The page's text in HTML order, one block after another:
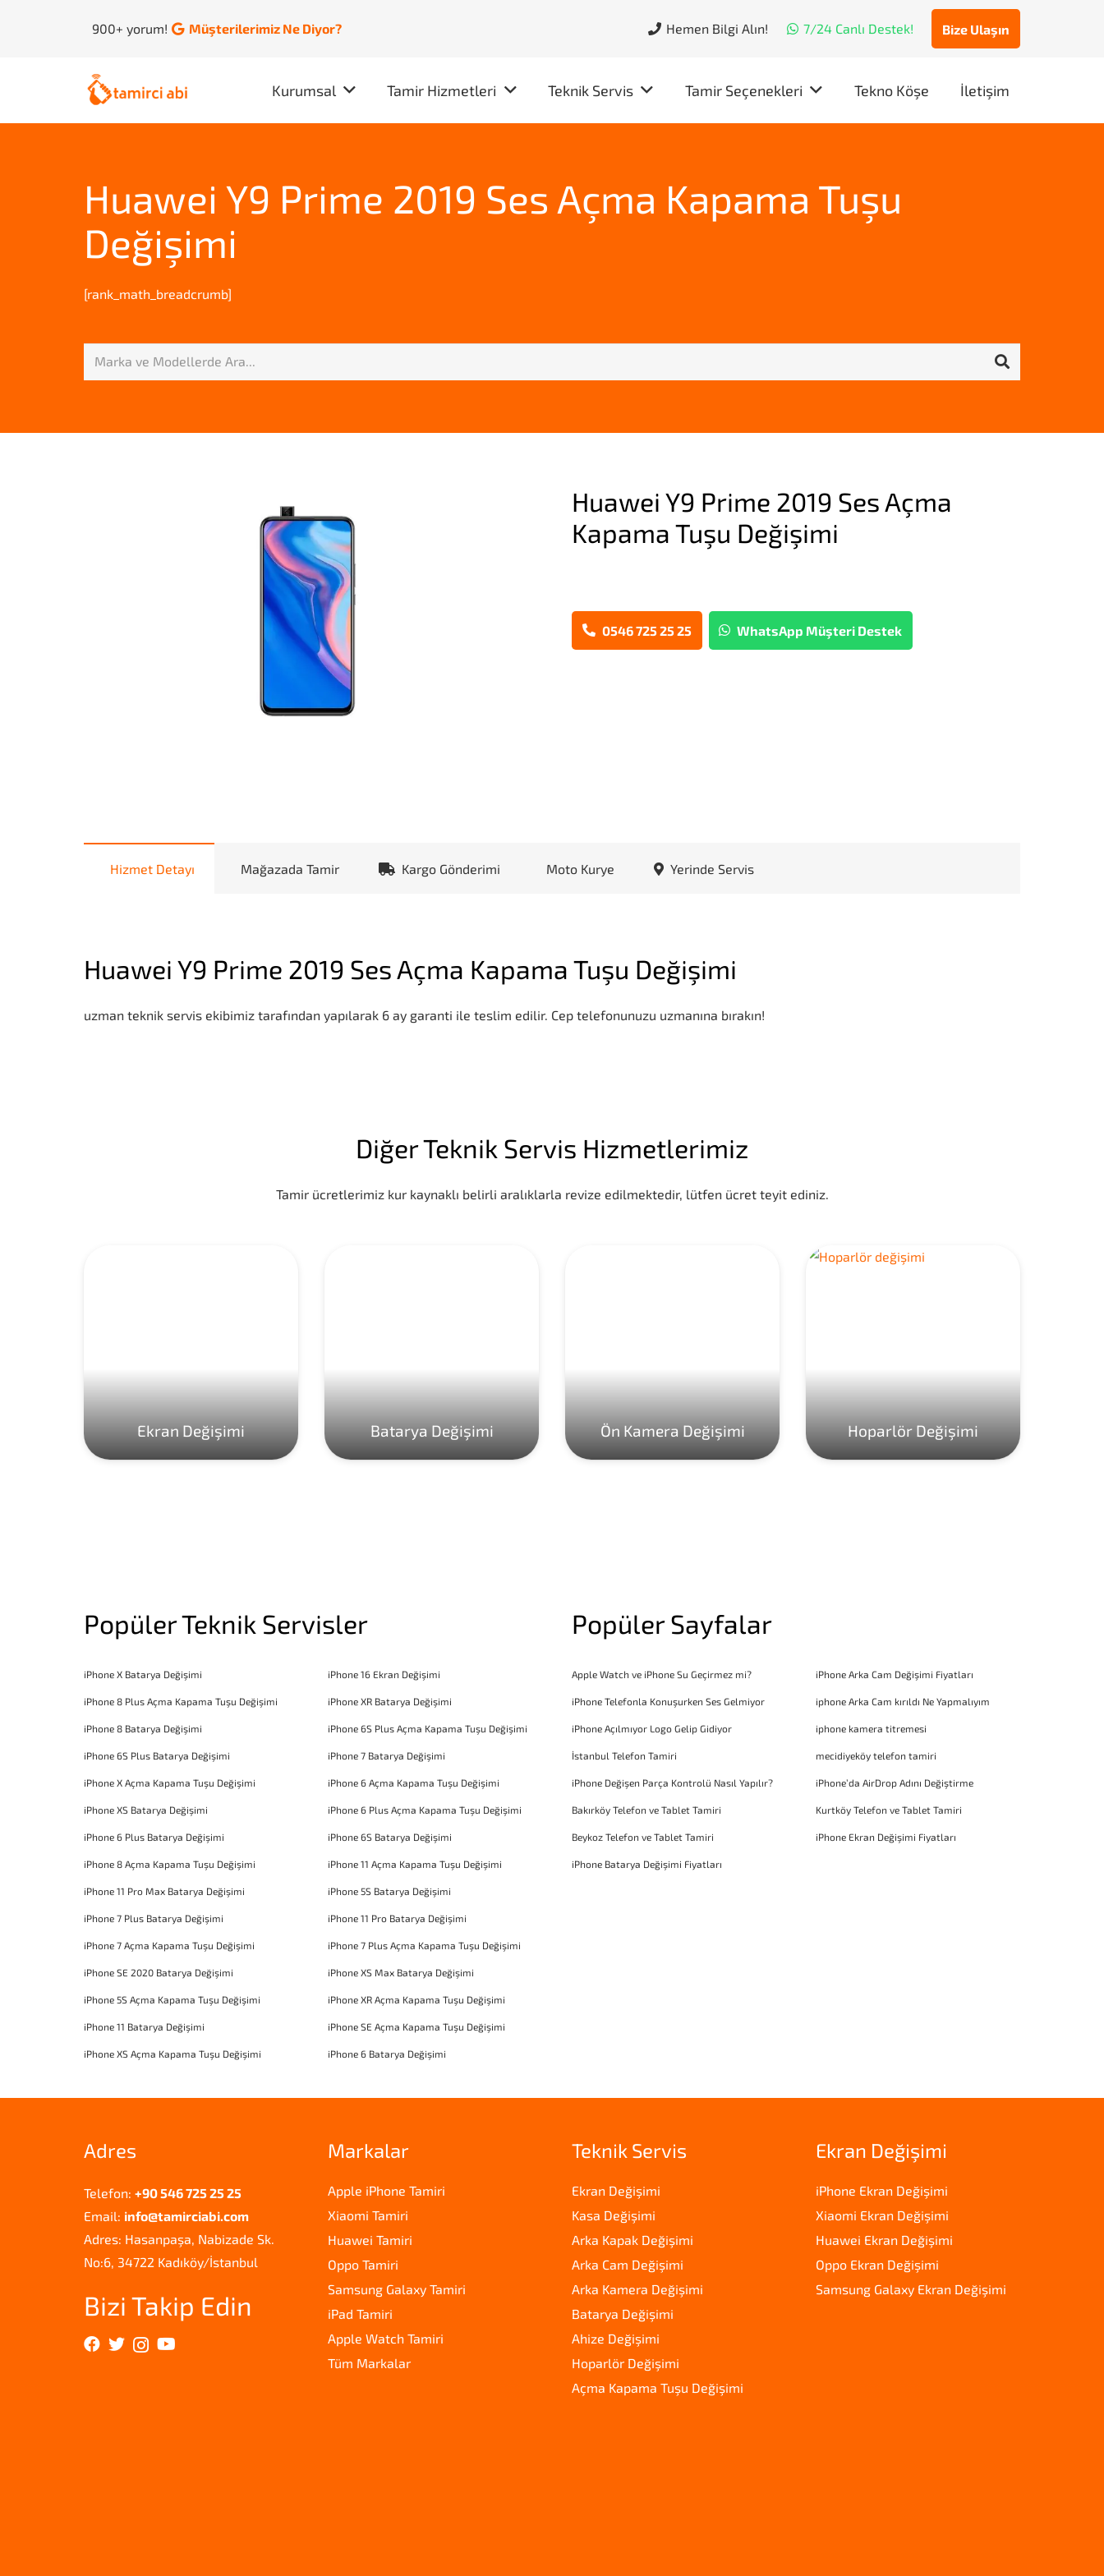
900+ yorum! Müşterilerimiz Ne Diyor? Hemen Bilgi Alın! 7/24 Canlı Destek! Bize Ulaşın
Kurumsal Tamir Hizmetleri Teknik Servis Tamir Seçenekleri Tekno Köşe İletişim
Huawei Y9 Prime 2019 Ses Açma Kapama Tuşu
Değişimi
[rank_math_breadcrumb]
Huawei Y9 Prime 2019 Ses Açma
Kapama Tuşu Değişimi
0546 725 25 25 WhatsApp Müşteri Destek
Hizmet Detayı Mağazada Tamir Kargo Gönderimi Moto Kurye Yerinde Servis
Huawei Y9 Prime 2019 Ses Açma Kapama Tuşu Değişimi
uzman teknik servis ekibimiz tarafından yapılarak 6 ay garanti ile teslim edilir. Cep telefonunuzu uzmanına bırakın!
Diğer Teknik Servis Hizmetlerimiz
Tamir ücretlerimiz kur kaynaklı belirli aralıklarla revize edilmektedir, lütfen ücret teyit ediniz.
Ekran Değişimi Batarya Değişimi Ön Kamera Değişimi Hoparlör Değişimi
Popüler Teknik Servisler
iPhone X Batarya Değişimi iPhone 16 Ekran Değişimi
iPhone 8 Plus Açma Kapama Tuşu Değişimi iPhone XR Batarya Değişimi
iPhone 8 Batarya Değişimi iPhone 6S Plus Açma Kapama Tuşu Değişimi
iPhone 6S Plus Batarya Değişimi iPhone 7 Batarya Değişimi
iPhone X Açma Kapama Tuşu Değişimi iPhone 6 Açma Kapama Tuşu Değişimi
iPhone XS Batarya Değişimi iPhone 6 Plus Açma Kapama Tuşu Değişimi
iPhone 6 Plus Batarya Değişimi iPhone 6S Batarya Değişimi
iPhone 8 Açma Kapama Tuşu Değişimi iPhone 11 Açma Kapama Tuşu Değişimi
iPhone 11 Pro Max Batarya Değişimi iPhone 5S Batarya Değişimi
iPhone 7 Plus Batarya Değişimi iPhone 11 Pro Batarya Değişimi
iPhone 7 Açma Kapama Tuşu Değişimi iPhone 7 Plus Açma Kapama Tuşu Değişimi
iPhone SE 2020 Batarya Değişimi iPhone XS Max Batarya Değişimi
iPhone 5S Açma Kapama Tuşu Değişimi iPhone XR Açma Kapama Tuşu Değişimi
iPhone 11 Batarya Değişimi iPhone SE Açma Kapama Tuşu Değişimi
iPhone XS Açma Kapama Tuşu Değişimi iPhone 6 Batarya Değişimi
Popüler Sayfalar
Apple Watch ve iPhone Su Geçirmez mi? iPhone Arka Cam Değişimi Fiyatları
iPhone Telefonla Konuşurken Ses Gelmiyor iphone Arka Cam kırıldı Ne Yapmalıyım
iPhone Açılmıyor Logo Gelip Gidiyor iphone kamera titremesi
İstanbul Telefon Tamiri mecidiyeköy telefon tamiri
iPhone Değişen Parça Kontrolü Nasıl Yapılır? iPhone’da AirDrop Adını Değiştirme
Bakırköy Telefon ve Tablet Tamiri Kurtköy Telefon ve Tablet Tamiri
Beykoz Telefon ve Tablet Tamiri iPhone Ekran Değişimi Fiyatları
iPhone Batarya Değişimi Fiyatları
Adres
Telefon: +90 546 725 25 25
Email: info@tamirciabi.com
Adres: Hasanpaşa, Nabizade Sk.
No:6, 34722 Kadıköy/İstanbul
Bizi Takip Edin
Markalar
Apple iPhone Tamiri
Xiaomi Tamiri
Huawei Tamiri
Oppo Tamiri
Samsung Galaxy Tamiri
iPad Tamiri
Apple Watch Tamiri
Tüm Markalar
Teknik Servis
Ekran Değişimi
Kasa Değişimi
Arka Kapak Değişimi
Arka Cam Değişimi
Arka Kamera Değişimi
Batarya Değişimi
Ahize Değişimi
Hoparlör Değişimi
Açma Kapama Tuşu Değişimi
Ekran Değişimi
iPhone Ekran Değişimi
Xiaomi Ekran Değişimi
Huawei Ekran Değişimi
Oppo Ekran Değişimi
Samsung Galaxy Ekran Değişimi